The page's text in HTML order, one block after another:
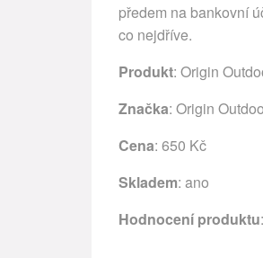
předem na bankovní
co nejdříve.
Produkt: Origin
Značka: Origin
Cena: 650 Kč
Skladem: ano
Hodnocení produktu: